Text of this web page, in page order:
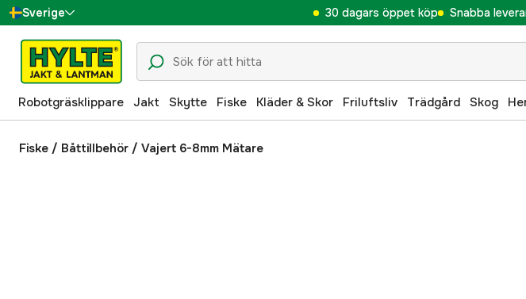
Sverige
Danmark
Suomi
Norge
Deutschland
30 dagars öppet köp Snabba
Robotgräsklippare Jakt Skytte Fiske Kläder & Skor Friluftsliv Trädgård Skog
Fiske / Båttillbehör / Vajert 6-8mm Mätare